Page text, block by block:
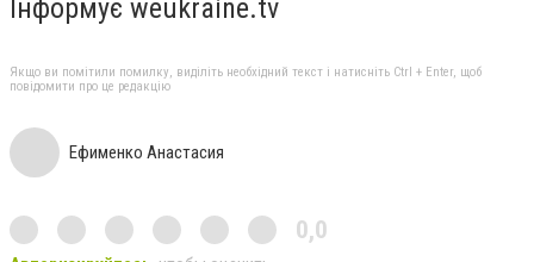
Інформує weukraine.tv
Якщо ви помітили помилку, виділіть необхідний текст і натисніть Ctrl + Enter, щоб
повідомити про це редакцію
Ефименко Анастасия
0,0